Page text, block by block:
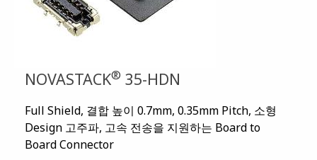
NOVASTACK® 35-HDN
Full Shield, 결합 높이 0.7mm, 0.35mm Pitch, 소형
Design 고주파, 고속 전송을 지원하는 Board to
Board Connector